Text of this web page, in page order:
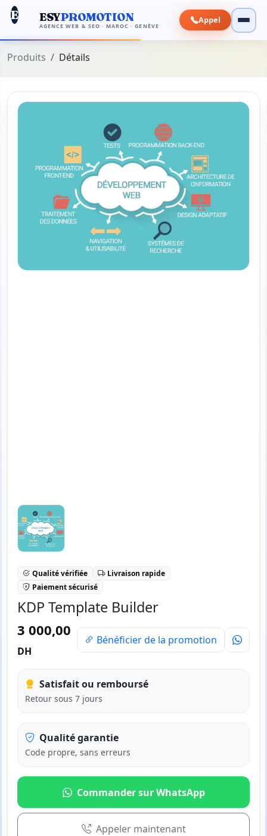
E ESYPROMOTION
AGENCE WEB & SEO · MAROC · GENÈVE
Appel
Produits Détails
Qualité vérifiée
Livraison rapide
Paiement sécurisé
KDP Template Builder
3 000,00
DH
Bénéficier de la promotion
Satisfait ou remboursé
Retour sous 7 jours
Qualité garantie
Code propre, sans erreurs
Commander sur WhatsApp
Appeler maintenant